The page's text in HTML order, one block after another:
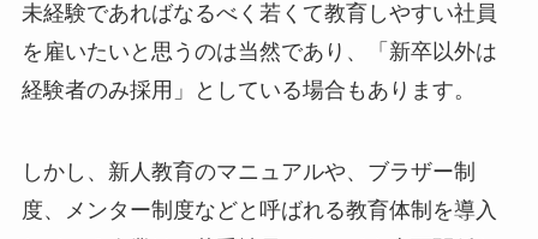
未経験であればなるべく若くて教育しやすい社員
を雇いたいと思うのは当然であり、「新卒以外は
経験者のみ採用」としている場合もあります。
しかし、新人教育のマニュアルや、ブラザー制
度、メンター制度などと呼ばれる教育体制を導入